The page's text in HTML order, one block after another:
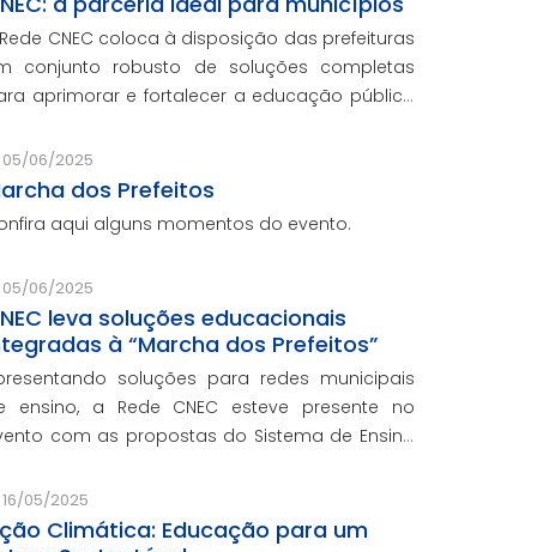
CNEC coloca à disposição das prefeituras
conjunto robusto de soluções completas
aprimorar e fortalecer a educação pública
para os municípios que não
da Marcha dos Prefeito
05/06/2025
dos Prefeitos
aqui alguns momentos do evento.
05/06/2025
leva soluções educacionais
à “Marcha dos Prefeitos”
soluções para redes municipais
ensino, a Rede CNEC esteve presente no
com as propostas do Sistema de Ensino
serviços de gestão escolar e parcerias
prefeituras durante ev
16/05/2025
Climática: Educação para um